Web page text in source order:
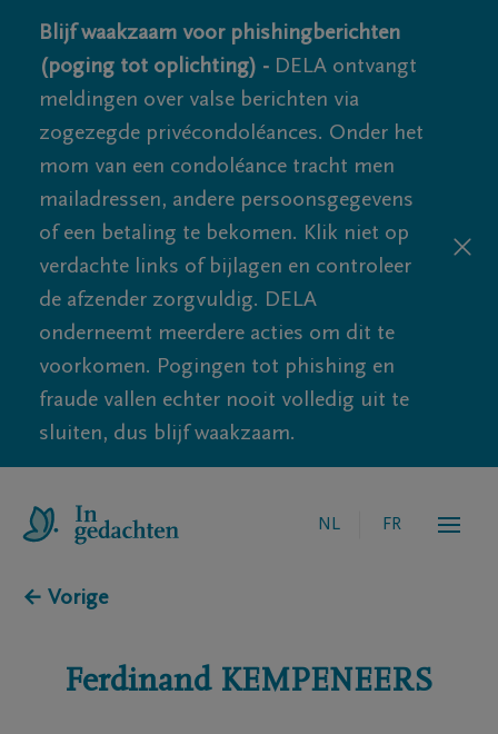
Blijf waakzaam voor phishingberichten
(poging tot oplichting) - DELA ontvangt
meldingen over valse berichten via
zogezegde privécondoléances. Onder het
mom van een condoléance tracht men
mailadressen, andere persoonsgegevens
of een betaling te bekomen. Klik niet op
verdachte links of bijlagen en controleer
de afzender zorgvuldig. DELA
onderneemt meerdere acties om dit te
voorkomen. Pogingen tot phishing en
fraude vallen echter nooit volledig uit te
sluiten, dus blijf waakzaam.
NL FR
← Vorige
Ferdinand KEMPENEERS